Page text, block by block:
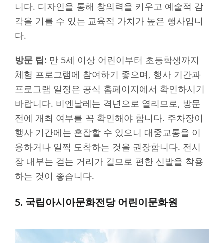
니다. 디자인을 통해 창의력을 키우고 예술적 감
각을 기를 수 있는 교육적 가치가 높은 행사입니
다.
방문 팁: 만 5세 이상 어린이부터 초등학생까지
체험 프로그램에 참여하기 좋으며, 행사 기간과
프로그램 일정은 공식 홈페이지에서 확인하시기
바랍니다. 비엔날레는 격년으로 열리므로, 방문
전에 개최 여부를 꼭 확인해야 합니다. 주차장이
행사 기간에는 혼잡할 수 있으니 대중교통을 이
용하거나 일찍 도착하는 것을 권장합니다. 전시
장 내부는 걷는 거리가 길므로 편한 신발을 착용
하는 것이 좋습니다.
5. 국립아시아문화전당 어린이문화원